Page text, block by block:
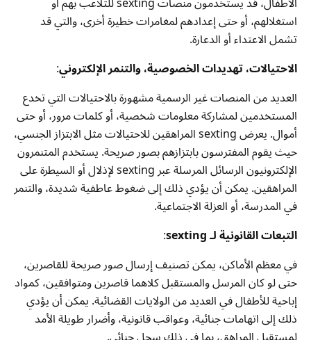
استغلالهم، أو حتى إعدادهم لمغامرات خطيرة أخرى، والتي قد
تشمل الاعتداء أو الدعارة.
الاحتيالات، تهديدات الخصوصية، والتنمر الإلكتروني:
العديد من المنصات غير الرسمية مشهورة بالاحتيالات التي تخدع
المستخدمين لمشاركة معلومات شخصية، أو كلمات مرور، أو حتى
أموال. يعرض sexting المراهقين للاحتيالات مثل الابتزاز الجنسي،
حيث يقوم المفترسون بابتزازهم بصور صريحة. يستخدم المتنمرون
الإلكترونيون الرسائل المرسلة عبر sexting لإذلال أو السيطرة على
المراهقين. يمكن أن يؤدي ذلك إلى ضغوط عاطفية شديدة، والتنمر
في المدرسة، أو العزلة الاجتماعية.
التبعات القانونية لـ sexting
:
في معظم الأماكن، يمكن تصنيف إرسال صور صريحة للقاصرين،
حتى لو كان المرسل والمستقبل كلاهما قاصرين ومتوافقين، كمواد
إباحية للأطفال في العديد من الولايات القضائية. يمكن أن يؤدي
ذلك إلى اتهامات جنائية، وعواقب قانونية، وأضرار طويلة الأمد